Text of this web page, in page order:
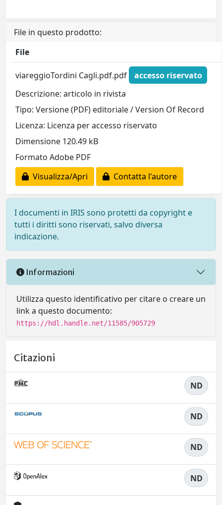
File in questo prodotto:
File
viareggioTordini Cagli.pdf.pdf
accesso riservato
Descrizione: articolo in rivista
Tipo: Versione (PDF) editoriale / Version Of Record
Licenza: Licenza per accesso riservato
Dimensione 120.49 kB
Formato Adobe PDF
Visualizza/Apri
Contatta l'autore
I documenti in IRIS sono protetti da copyright e
tutti i diritti sono riservati, salvo diversa
indicazione.
Informazioni
Utilizza questo identificativo per citare o creare un
link a questo documento:
https://hdl.handle.net/11585/905729
Citazioni
ND
ND
ND
ND